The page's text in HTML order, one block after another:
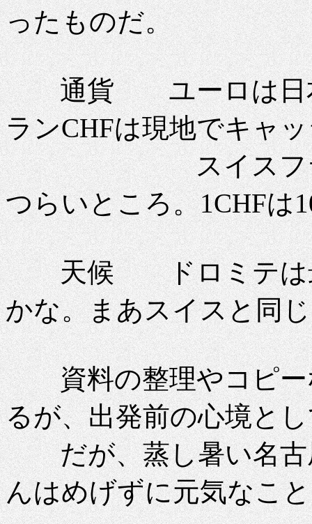
ったものだ。
通貨 ユーロは日本
ランCHFは現地でキャ
スイスフランは
つらいところ。1CHFは
天候 ドロミテは最
かな。まあスイスと同
資料の整理やコピー
るが、出発前の心境と
だが、蒸し暑い名古
んはめげずに元気なこ